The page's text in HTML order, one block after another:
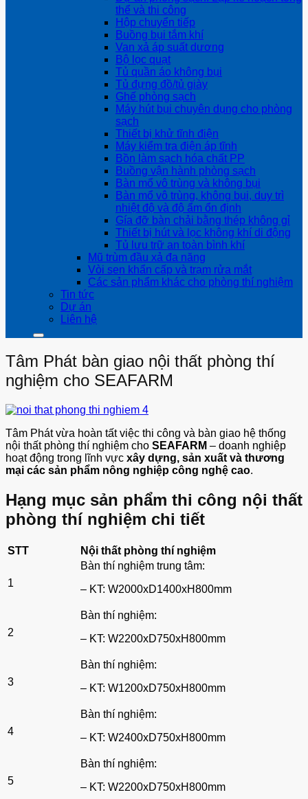
thể và thi công
Hộp chuyển tiếp
Buồng bụi tắm khí
Van xả áp suất dương
Bộ lọc quạt
Tủ quần áo không bụi
Tủ đựng đồ/tủ giày
Ghế phòng sạch
Máy hút bụi chuyên dụng cho phòng
sạch
Thiết bị khử tĩnh điện
Máy kiểm tra điện áp tĩnh
Bồn làm sạch hóa chất PP
Buồng vận hành phòng sạch
Bàn mổ vô trùng và không bụi
Bàn mổ vô trùng, không bụi, duy trì
nhiệt độ và độ ẩm ổn định
Gía đỡ bàn chải bằng thép không gỉ
Thiết bị hút và lọc không khí di động
Tủ lưu trữ an toàn bình khí
Mũ trùm đầu xả đa năng
Vòi sen khẩn cấp và trạm rửa mắt
Các sản phẩm khác cho phòng thí nghiệm
Tin tức
Dự án
Liên hệ
Tâm Phát bàn giao nội thất phòng thí
nghiệm cho SEAFARM
Tâm Phát vừa hoàn tất việc thi công và bàn giao hệ thống
nội thất phòng thí nghiệm cho SEAFARM – doanh nghiệp
hoạt động trong lĩnh vực xây dựng, sản xuất và thương
mại các sản phẩm nông nghiệp công nghệ cao.
Hạng mục sản phẩm thi công nội thất
phòng thí nghiệm chi tiết
STT Nội thất phòng thí nghiệm
1
Bàn thí nghiệm trung tâm:
– KT: W2000xD1400xH800mm
2
Bàn thí nghiệm:
– KT: W2200xD750xH800mm
3
Bàn thí nghiệm:
– KT: W1200xD750xH800mm
4
Bàn thí nghiệm:
– KT: W2400xD750xH800mm
5
Bàn thí nghiệm:
– KT: W2200xD750xH800mm